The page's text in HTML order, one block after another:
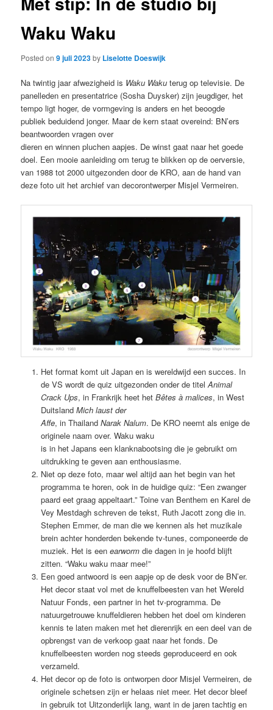
Waku Waku
Posted on9 juli 2023by Liselotte Doeswijk
Na twintig jaar afwezigheid is Waku Waku terug op televisie. De
panelleden en presentatrice (Sosha Duysker) zijn jeugdiger, het
tempo ligt hoger, de vormgeving is anders en het beoogde
publiek beduidend jonger. Maar de kern staat overeind: BN’ers
beantwoorden vragen over
dieren en winnen pluchen aapjes. De winst gaat naar het goede
doel. Een mooie aanleiding om terug te blikken op de oerversie,
van 1988 tot 2000 uitgezonden door de KRO, aan de hand van
deze foto uit het archief van decorontwerper Misjel Vermeiren.
Het format komt uit Japan en is wereldwijd een succes. In
de VS wordt de quiz uitgezonden onder de titelAnimal
Crack Ups, in Frankrijk heet het Bêtes à malices, in West
Duitsland Mich laust der
Affe, in Thailand Narak Nalum. De KRO neemt als enige de
originele naam over. Waku waku
is in het Japans een klanknabootsing die je gebruikt om
uitdrukking te geven aan enthousiasme.
Niet op deze foto, maar wel altijd aan het begin van het
programma te horen, ook in de huidige quiz: “Een zwanger
paard eet graag appeltaart.” Toine van Benthem en Karel de
Vey Mestdagh schreven de tekst, Ruth Jacott zong die in.
Stephen Emmer, de man die we kennen als het muzikale
brein achter honderden bekende tv-tunes, componeerde de
muziek. Het is een earwormdie dagen in je hoofd blijft
zitten. “Waku waku maar mee!”
Een goed antwoord is een aapje op de desk voor de BN’er.
Het decor staat vol met de knuffelbeesten van het Wereld
Natuur Fonds, een partner in het tv-programma. De
natuurgetrouwe knuffeldieren hebben het doel om kinderen
kennis te laten maken met het dierenrijk en een deel van de
opbrengst van de verkoop gaat naar het fonds. De
knuffelbeesten worden nog steeds geproduceerd en ook
verzameld.
Het decor op de foto is ontworpen door Misjel Vermeiren, de
originele schetsen zijn er helaas niet meer. Het decor bleef
in gebruik tot Uitzonderlijk lang, want in de jaren tachtig en